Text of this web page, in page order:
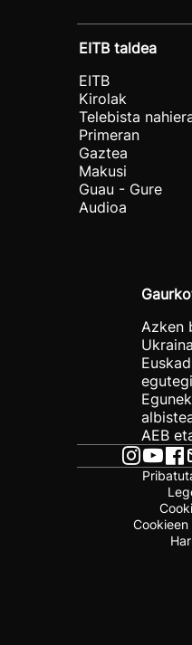
EITB taldea
EITB
Kirolak
Telebista
Primeran
Gaztea
Makusi
Guau - Gure
Audioa
Azken
AEB